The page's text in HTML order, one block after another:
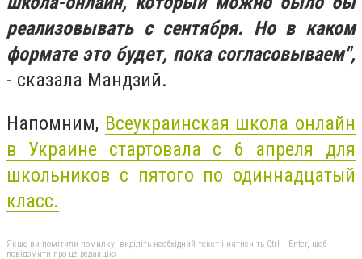
реализовывать с сентября. Но в каком
формате это будет, пока согласовываем",
- сказала Мандзий.
Напомним, Всеукраинская школа онлайн
в Украине стартовала с 6 апреля для
школьников с пятого по одиннадцатый
класс.
Якщо ви помітили помилку, виділіть необхідний текст і натисніть Ctrl + Enter, щоб
повідомити про це редакцію